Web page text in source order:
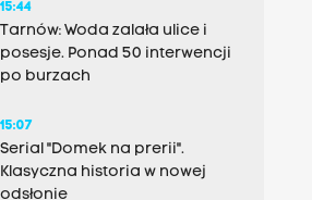
15:44
Tarnów: Woda zalała ulice i
posesje. Ponad 50 interwencji
po burzach
15:07
Serial "Domek na prerii".
Klasyczna historia w nowej
odsłonie